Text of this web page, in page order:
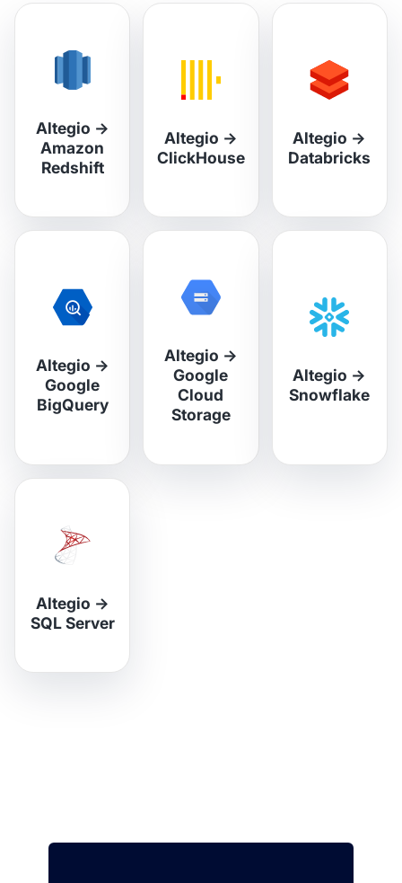
Altegio →
Amazon
Redshift
Altegio →
ClickHouse
Altegio →
Databricks
Altegio →
Google
BigQuery
Altegio →
Google
Cloud
Storage
Altegio →
Snowflake
Altegio →
SQL Server